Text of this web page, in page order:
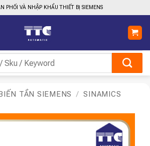
PHỐI VÀ NHẬP KHẨU THIẾT BỊ SIEMENS
TẦN SIEMENS / SINAMICS